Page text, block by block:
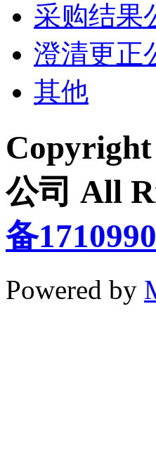
采购结果
澄清更正
其他
公司 All
备
Powered by